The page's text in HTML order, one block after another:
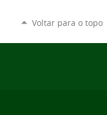
Voltar para o topo